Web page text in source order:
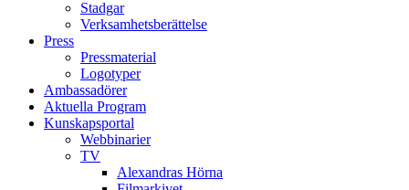
Stadgar
Verksamhetsberättelse
Press
Pressmaterial
Logotyper
Ambassadörer
Aktuella Program
Kunskapsportal
Webbinarier
TV
Alexandras Hörna